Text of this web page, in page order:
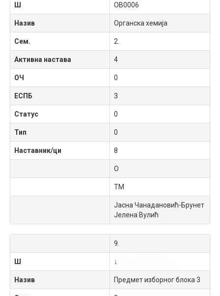
Ш OB0006
Назив Органска хемија
Сем. 2.
Активна настава 4
ОЧ 0
ЕСПБ 3
Статус 0
Тип 0
Наставник/ци 8
О
ТМ
Јасна Чанадановић-Брунет
Јелена Вулић
9.
Ш ↓
Назив Предмет изборног блока 3